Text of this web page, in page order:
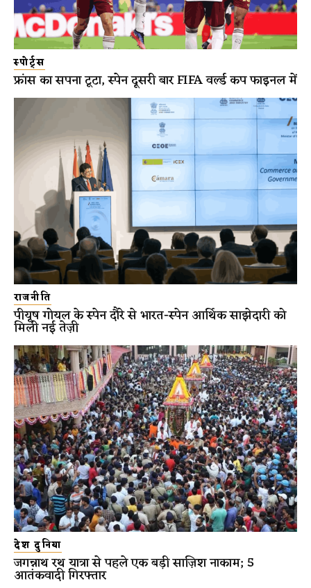
स्पोर्ट्स
फ्रांस का सपना टूटा, स्पेन दूसरी बार FIFA वर्ल्ड कप फाइनल में
राजनीति
पीयूष गोयल के स्पेन दौरे से भारत-स्पेन आर्थिक साझेदारी को
मिली नई तेज़ी
देश दुनिया
जगन्नाथ रथ यात्रा से पहले एक बड़ी साज़िश नाकाम; 5
आतंकवादी गिरफ्तार